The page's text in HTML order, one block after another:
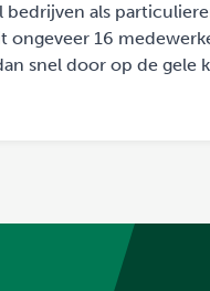
als
16
snel door op de gele